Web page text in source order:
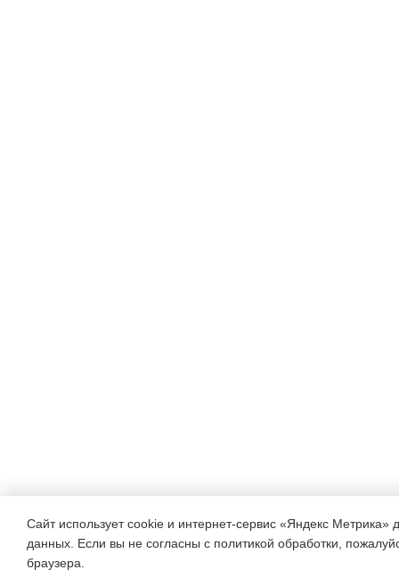
Сайт использует cookie и интернет-сервис «Яндекс Метрика»
данных. Если вы не согласны с политикой обработки,
браузера.